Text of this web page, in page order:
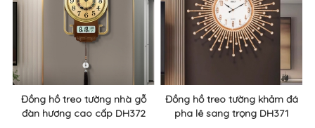
Đồng hồ treo tường nhà gỗ
đàn hương cao cấp DH372
2,840,000đ
1,650,000đ
Đồng hồ treo tường khảm đá
pha lê sang trọng DH371
2,060,000đ
1,050,000đ